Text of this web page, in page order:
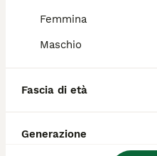
Femmina
Maschio
Fascia di età
Generazione
Che cos'è un
porcelaine?
segugio